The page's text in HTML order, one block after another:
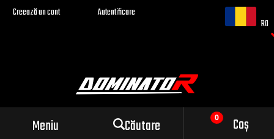
Creează un cont
Autentificare
RO
Meniu Căutare Coș
Evacuare sport pentru
motocicleta ta